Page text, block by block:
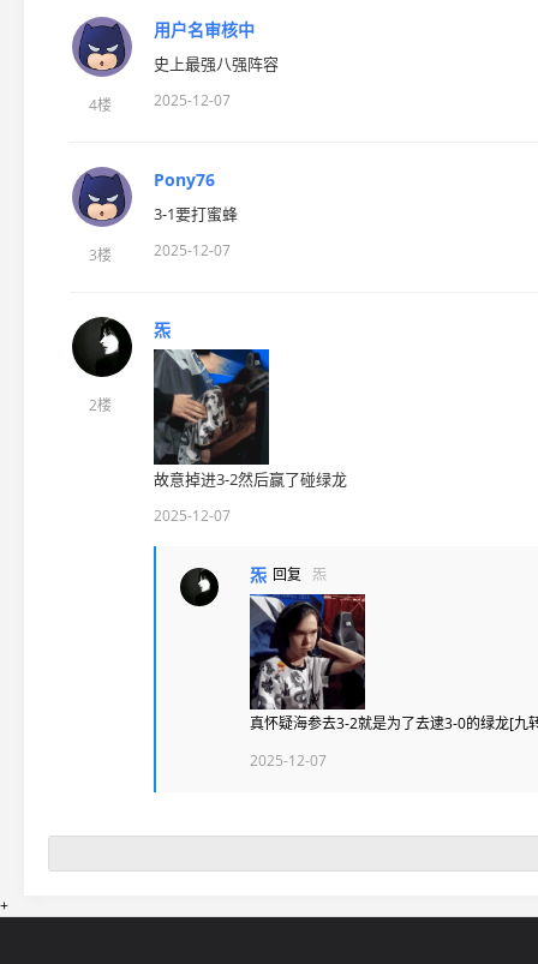
4楼
用户名审核中
史上最强八强阵容
2025-12-07
3楼
Pony76
3-1要打蜜蜂
2025-12-07
2楼
炁
故意掉进3-2然后赢了碰绿龙
2025-12-07
炁 回复 炁
真怀疑海参去3-2就是为了去逮3-0的绿龙[九
2025-12-07
+